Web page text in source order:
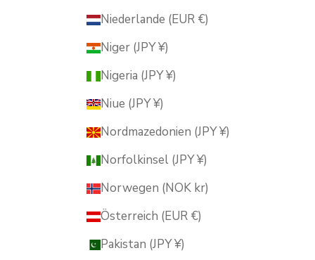
Niederlande (EUR €)
Niger (JPY ¥)
Nigeria (JPY ¥)
Niue (JPY ¥)
Nordmazedonien (JPY ¥)
Norfolkinsel (JPY ¥)
Norwegen (NOK kr)
Österreich (EUR €)
Pakistan (JPY ¥)